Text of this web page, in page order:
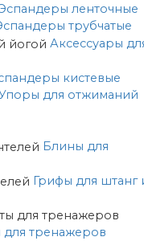
ленточные
трубчатые
Аксессуары
кистевые
для отжиманий
Блины для
Грифы для штанг
для тренажеров